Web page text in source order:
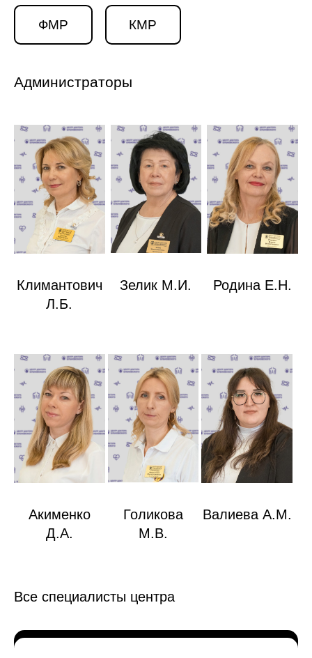
ФМР КМР
Администраторы
Климантович
Л.Б.
Зелик М.И. Родина Е.Н.
Акименко
Д.А.
Голикова
М.В.
Валиева А.М.
Все специалисты центра